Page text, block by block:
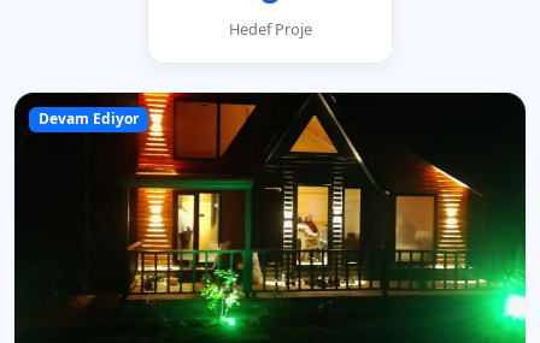
Hedef Proje
Devam Ediyor